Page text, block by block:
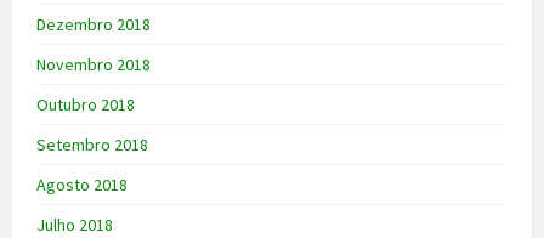
Dezembro 2018
Novembro 2018
Outubro 2018
Setembro 2018
Agosto 2018
Julho 2018